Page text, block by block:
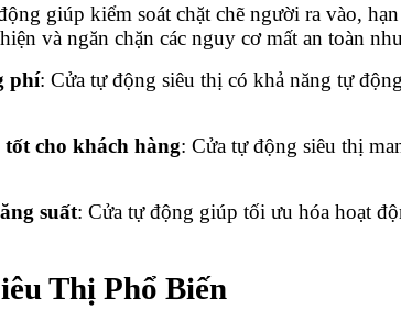
giúp kiểm soát chặt chẽ người ra vào,
và ngăn chặn các nguy cơ mất an toàn
phí: Cửa tự động siêu thị có khả năng tự
cho khách hàng: Cửa tự động siêu thị
suất: Cửa tự động giúp tối ưu hóa hoạt
Thị Phổ Biến